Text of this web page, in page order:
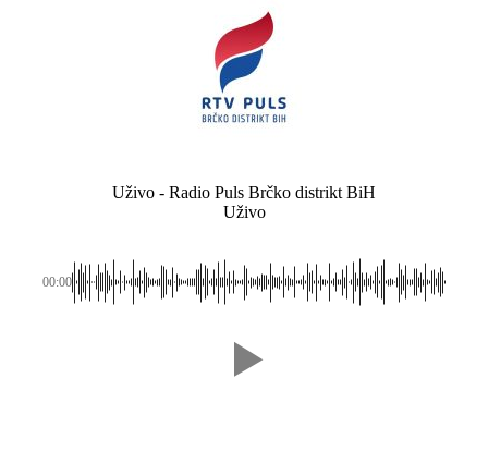
Uživo - Radio Puls Brčko distrikt BiH
Uživo
00:00